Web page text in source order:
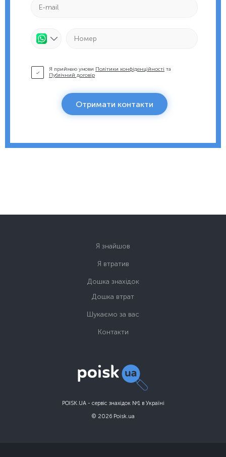
Я приймаю умови Політики конфіденційності та
Публічний договір
Отримати контакти
POISK.UA - сервіс знахідок №1 в Україні
© 2026 Poisk.ua
Я знайшов
Я втратив
Дошка знахідок
Дошка втрат
Шукаємо за вас
Контакти